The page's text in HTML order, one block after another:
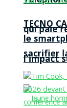
qui paie
l’impact
TECNO
le
sacrifier